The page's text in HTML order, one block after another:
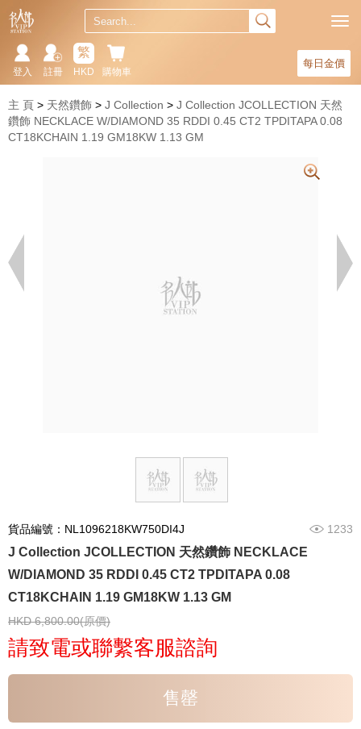
每日金價
購物車
繁
HKD
註冊
登入
主 頁 天然鑽飾 J Collection
J Collection JCOLLECTION 天然
鑽飾 NECKLACE W/DIAMOND 35 RDDI 0.45 CT2 TPDITAPA 0.08
CT18KCHAIN 1.19 GM18KW 1.13 GM
貨品編號：NL1096218KW750DI4J 1233
J Collection JCOLLECTION 天然鑽飾 NECKLACE
W/DIAMOND 35 RDDI 0.45 CT2 TPDITAPA 0.08
CT18KCHAIN 1.19 GM18KW 1.13 GM
HKD 6,800.00(原價)
請致電或聯繫客服諮詢
售罄